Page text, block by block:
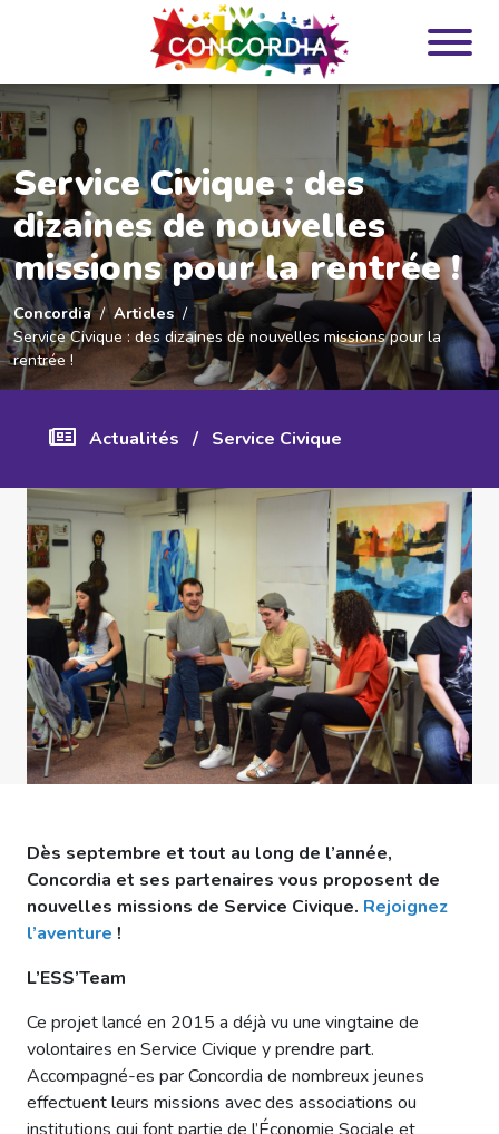
Service Civique : des
dizaines de nouvelles
missions pour la rentrée !
Concordia
Articles
Service Civique : des dizaines de nouvelles missions pour la
rentrée !
Actualités / Service Civique
Dès septembre et tout au long de l’année,
Concordia et ses partenaires vous proposent de
nouvelles missions de Service Civique. Rejoignez
l’aventure !
L’ESS’Team
Ce projet lancé en 2015 a déjà vu une vingtaine de
volontaires en Service Civique y prendre part.
Accompagné-es par Concordia de nombreux jeunes
effectuent leurs missions avec des associations ou
Panneau de gestion des cookies